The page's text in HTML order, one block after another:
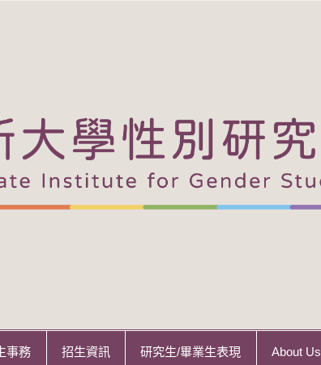
事務 招生資訊 研究生/畢業生表現 About Us